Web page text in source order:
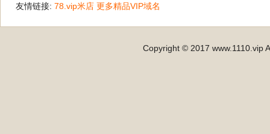
友情链接: 78.vip米店 更多精品VIP域名
Copyright © 2017 www.1110.vip